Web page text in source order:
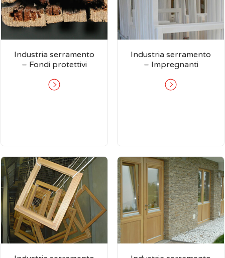
Industria serramento
– Fondi protettivi
Industria serramento
– Impregnanti